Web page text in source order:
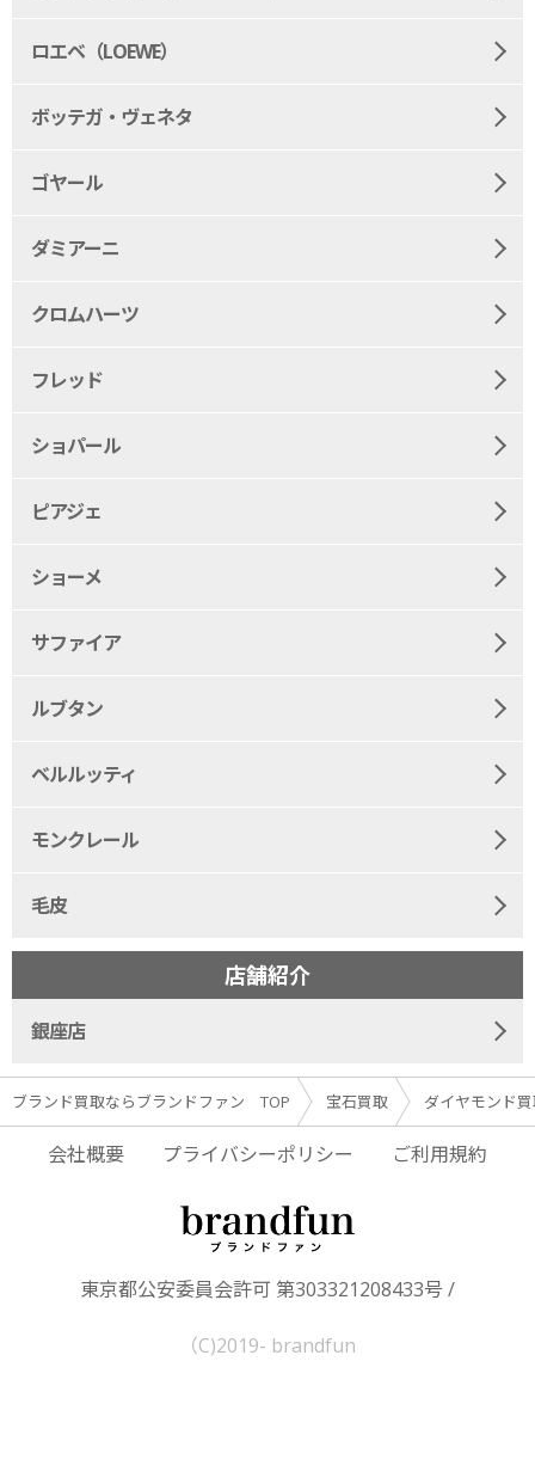
ブランド買取ならブランドファン TOP 宝石買取 ダイヤモンド
ロエベ（LOEWE）
ボッテガ・ヴェネタ
ゴヤール
ダミアーニ
クロムハーツ
フレッド
ショパール
ピアジェ
ショーメ
サファイア
ルブタン
ベルルッティ
モンクレール
毛皮
店舗紹介
銀座店
会社概要 プライバシーポリシー ご利用規約
東京都公安委員会許可 第303321208433号 /
（C)2019- brandfun